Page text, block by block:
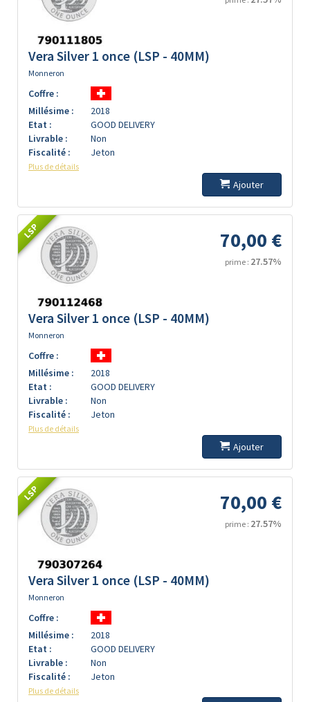
Vera Silver 1 once (LSP - 40MM)
Monneron
Coffre :
Millésime :
2018
Etat :
GOOD DELIVERY
Livrable :
Non
Fiscalité :
Jeton
Plus de détails
Ajouter
LSP 70,00 €
prime : 27.57%
Vera Silver 1 once (LSP - 40MM)
Monneron
Coffre :
Millésime :
2018
Etat :
GOOD DELIVERY
Livrable :
Non
Fiscalité :
Jeton
Plus de détails
Ajouter
LSP 70,00 €
prime : 27.57%
Vera Silver 1 once (LSP - 40MM)
Monneron
Coffre :
Millésime :
2018
Etat :
GOOD DELIVERY
Livrable :
Non
Fiscalité :
Jeton
Plus de détails